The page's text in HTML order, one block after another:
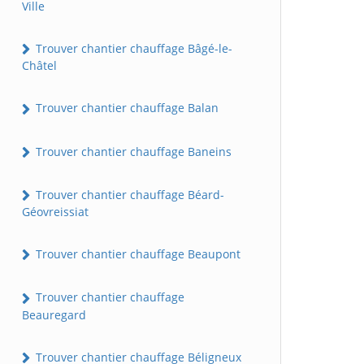
Ville
Trouver chantier chauffage Bâgé-le-
Châtel
Trouver chantier chauffage Balan
Trouver chantier chauffage Baneins
Trouver chantier chauffage Béard-
Géovreissiat
Trouver chantier chauffage Beaupont
Trouver chantier chauffage
Beauregard
Trouver chantier chauffage Béligneux